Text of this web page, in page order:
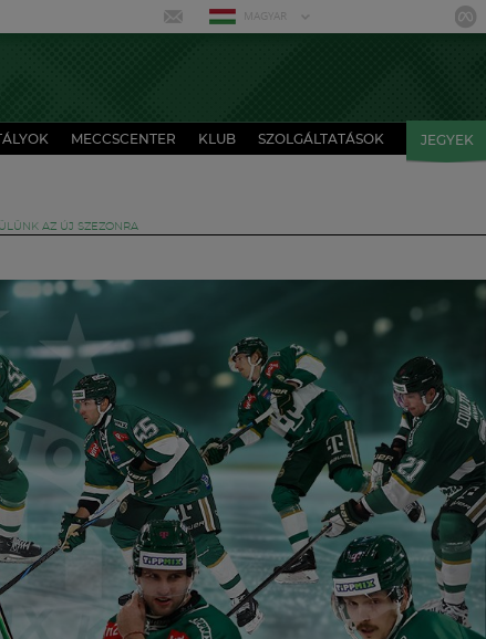
MAGYAR
MECCSCENTER KLUB SZOLGÁLTATÁSOK JEGYEK
AZ ÚJ SZEZONRA